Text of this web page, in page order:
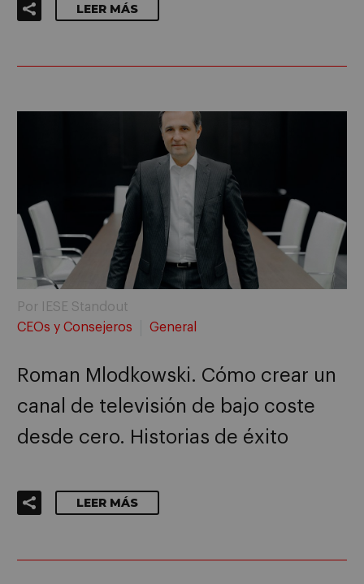
LEER MÁS
Por IESE Standout
CEOs y Consejeros
General
Roman Mlodkowski. Cómo crear un
canal de televisión de bajo coste
desde cero. Historias de éxito
LEER MÁS